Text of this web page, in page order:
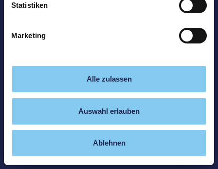
Statistiken
Marketing
Alle zulassen
Auswahl erlauben
Ablehnen